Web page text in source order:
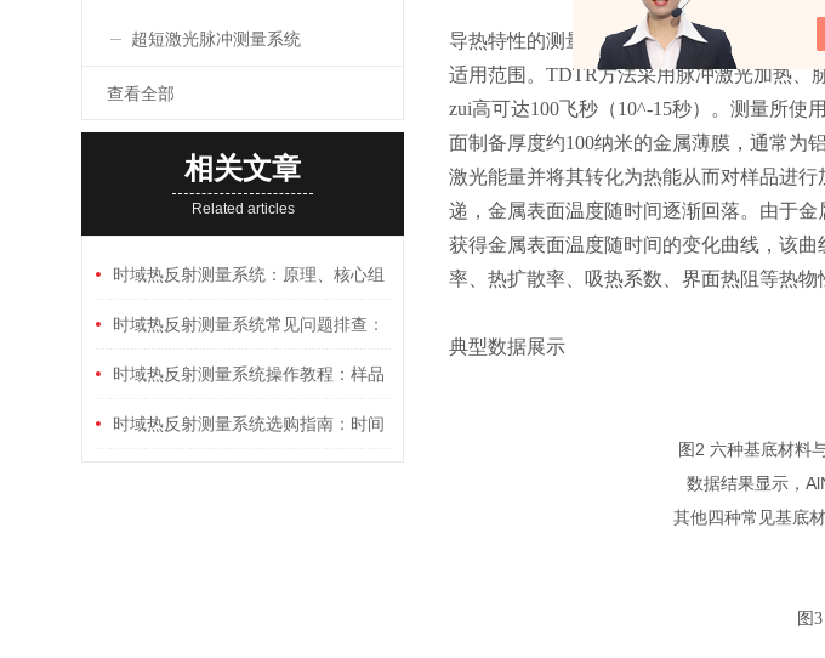
超短激光脉冲测量系统
查看全部
相关文章
Related articles
时域热反射测量系统：原理、核心组
件与材料热物性检测核心价值解析
时域热反射测量系统常见问题排查：
信号噪声、数据拟合偏差与激光校准故
障解决
时域热反射测量系统操作教程：样品
制备、激光参数设置与热物性数据解析
时域热反射测量系统选购指南：时间
导热特性的测量有两大必要因素：热流的
适用范围。TDTR方法采用脉冲激光加热、
zui高可达100飞秒（10^-15秒）。测量所
面制备厚度约100纳米的金属薄膜，通常为
激光能量并将其转化为热能从而对样品进
递，金属表面温度随时间逐渐回落。由于
获得金属表面温度随时间的变化曲线，该
率、热扩散率、吸热系数、界面热阻等热物
典型数据展示
图2 六种基底材料
数据结果显示，
其他四种常见基底
图